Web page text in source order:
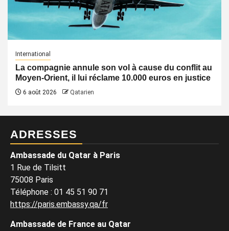
International
La compagnie annule son vol à cause du conflit au
Moyen-Orient, il lui réclame 10.000 euros en justice
6 août 2026 Qatarien
ADRESSES
Ambassade du Qatar à Paris
1 Rue de Tilsitt
75008 Paris
Téléphone : 01 45 51 90 71
https://paris.embassy.qa/fr
Ambassade de France au Qatar